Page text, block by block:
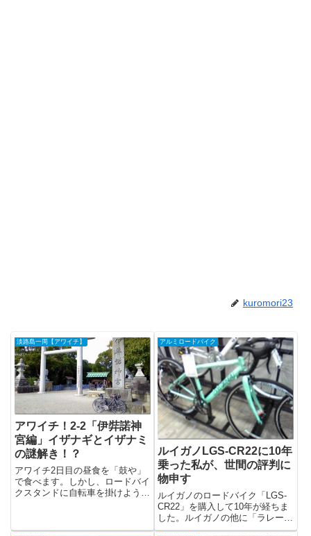
kuromori23
淡路島一周【アワイチ】
アワイチ！2-2「伊弉諾神
宮編」イザナギとイザナミ
の謎解き！？
アワイチ2日目の昼食を「鼓や」
で食べます。しかし、ロードバイ
クスタンドに自転車を掛けようと
アルミロードバイク
ルイガノLGS-CR22に10年
乗った私が、世間の評判に
物申す
ルイガノのロードバイク「LGS-
CR22」を購入して10年が経ちま
した。ルイガノの他に「ラレー
CRF...